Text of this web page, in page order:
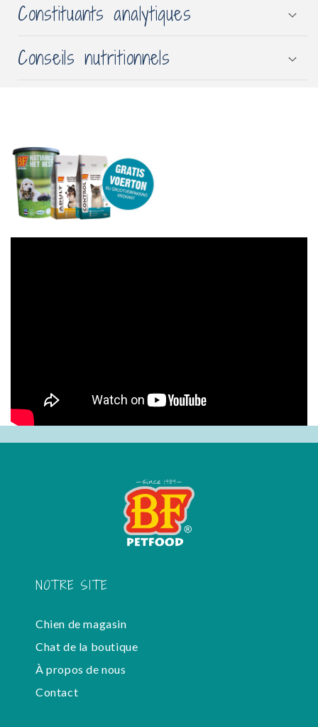
Constituants analytiques
Conseils nutritionnels
NOTRE SITE
Chien de magasin
Chat de la boutique
À propos de nous
Contact